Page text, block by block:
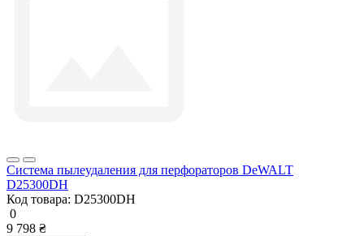
Система пылеудаления для перфораторов DeWALT
D25300DH
Код товара: D25300DH
0
9 798 ₴